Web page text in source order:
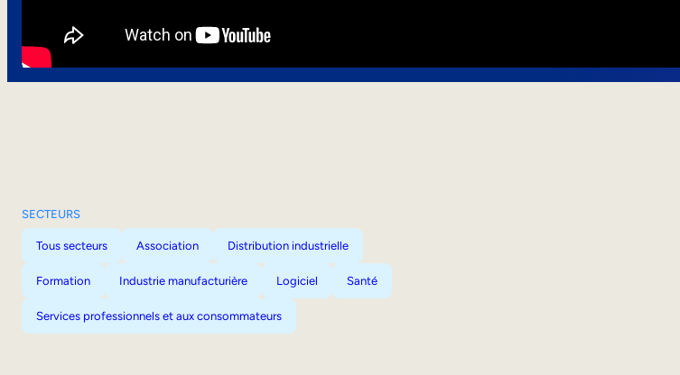
SECTEURS
Tous secteurs Association Distribution industrielle
Formation Industrie manufacturière Logiciel Santé
Services professionnels et aux consommateurs